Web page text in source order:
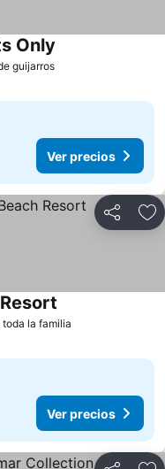
guijarros
Only
Ver precios
Compartir
la familia
Ver precios